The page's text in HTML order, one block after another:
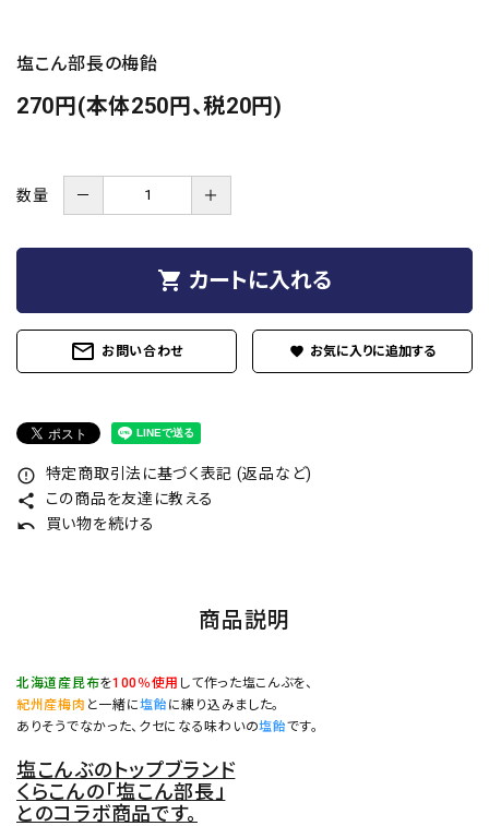
塩こん部長の梅飴
270円(本体250円、税20円)
数量 － ＋
shopping_cart カートに入れる
mail_outline お問い合わせ favorite
error_outline 特定商取引法に基づく表記 (返品など)
share この商品を友達に教える
undo 買い物を続ける
商品説明
北海道産昆布を100％使用 して作った塩こんぶを、
紀州産梅肉 と一緒に塩飴 に練り込みました。
ありそうでなかった、クセになる味わいの塩飴です。
塩こんぶのトップブランド
くらこんの「塩こん部長」
とのコラボ商品です。